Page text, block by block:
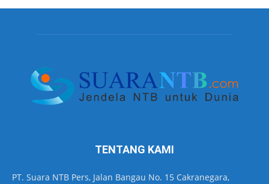
TENTANG KAMI
PT. Suara NTB Pers, Jalan Bangau No. 15 Cakranegara,